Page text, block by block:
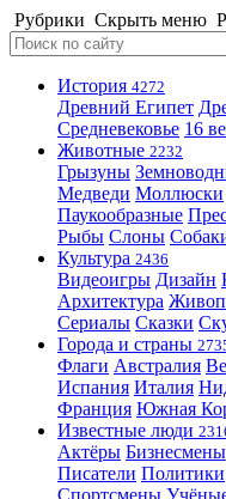
Рубрики Скрыть меню
История 4272
Древний Египет
Средневековье 16
Животные 2232
Грызуны
Медведи Моллюски
Паукообразные
Рыбы Слоны
Культура 2436
Видеоигры Дизайн
Архитектура
Сериалы Сказки
Города и страны
Флаги Австралия
Испания Италия
Франция Южная
Известные люди
Актёры Бизнесмены
Писатели Политики
Спортсмены